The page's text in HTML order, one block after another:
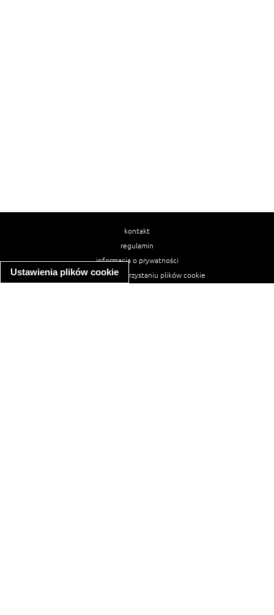
Ustawienia plików cookie
kontakt
regulamin
informacja o prywatności
informacja o wykorzystaniu plików cookie